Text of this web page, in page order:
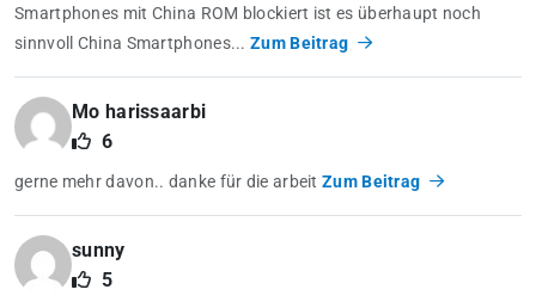
Smartphones mit China ROM blockiert ist es überhaupt noch
sinnvoll China Smartphones...Zum Beitrag
Mo harissaarbi
6
gerne mehr davon.. danke für die arbeit Zum Beitrag
sunny
5